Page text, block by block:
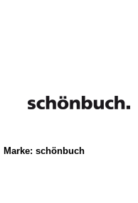
Marke: schönbuch